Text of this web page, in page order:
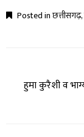
Posted inछत्तीसगढ़,
हुमा कुरैशी व